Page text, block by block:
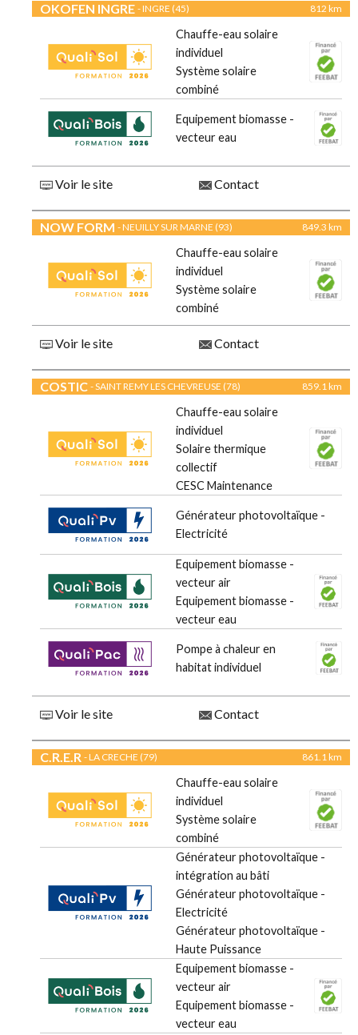
OKOFEN INGRE - INGRE (45) 812 km
Chauffe-eau solaire
individuel
Système solaire
combiné
Equipement biomasse -
vecteur eau
Voir le site Contact
NOW FORM - NEUILLY SUR MARNE (93) 849.3 km
Chauffe-eau solaire
individuel
Système solaire
combiné
Voir le site Contact
COSTIC - SAINT REMY LES CHEVREUSE (78) 859.1 km
Chauffe-eau solaire
individuel
Solaire thermique
collectif
CESC Maintenance
Générateur photovoltaïque -
Electricité
Equipement biomasse -
vecteur air
Equipement biomasse -
vecteur eau
Pompe à chaleur en
habitat individuel
Voir le site Contact
C.R.E.R - LA CRECHE (79) 861.1 km
Chauffe-eau solaire
individuel
Système solaire
combiné
Générateur photovoltaïque -
intégration au bâti
Générateur photovoltaïque -
Electricité
Générateur photovoltaïque -
Haute Puissance
Equipement biomasse -
vecteur air
Equipement biomasse -
vecteur eau